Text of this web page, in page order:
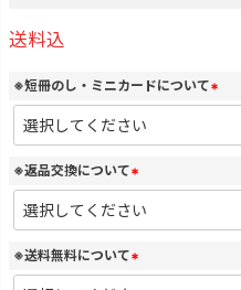
送料込
※短冊のし・ミニカードについて
(
須
※返品交換について
(
必
須
)
※送料無料について
(